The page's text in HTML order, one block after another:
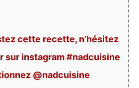
cette recette, n’hésitez
sur instagram #nadcuisine
@nadcuisine